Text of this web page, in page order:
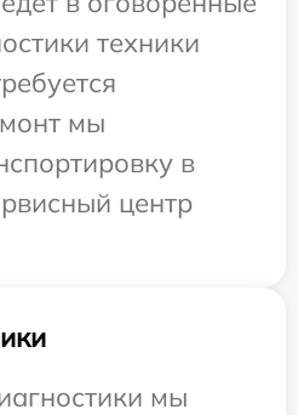
техники
мы
в
центр
мы